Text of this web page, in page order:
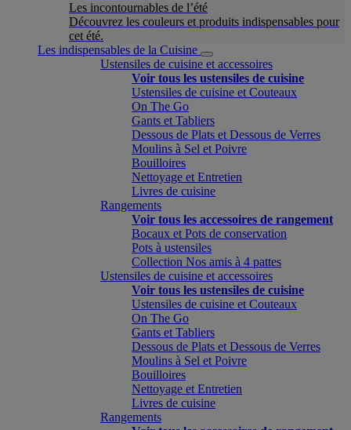
Les incontournables de l’été
Découvrez les couleurs et produits indispensables pour
cet été.
Les indispensables de la Cuisine
Ustensiles de cuisine et accessoires
Voir tous les ustensiles de cuisine
Ustensiles de cuisine et Couteaux
On The Go
Gants et Tabliers
Dessous de Plats et Dessous de Verres
Moulins à Sel et Poivre
Bouilloires
Nettoyage et Entretien
Livres de cuisine
Rangements
Voir tous les accessoires de rangement
Bocaux et Pots de conservation
Pots à ustensiles
Collection Nos amis à 4 pattes
Ustensiles de cuisine et accessoires
Voir tous les ustensiles de cuisine
Ustensiles de cuisine et Couteaux
On The Go
Gants et Tabliers
Dessous de Plats et Dessous de Verres
Moulins à Sel et Poivre
Bouilloires
Nettoyage et Entretien
Livres de cuisine
Rangements